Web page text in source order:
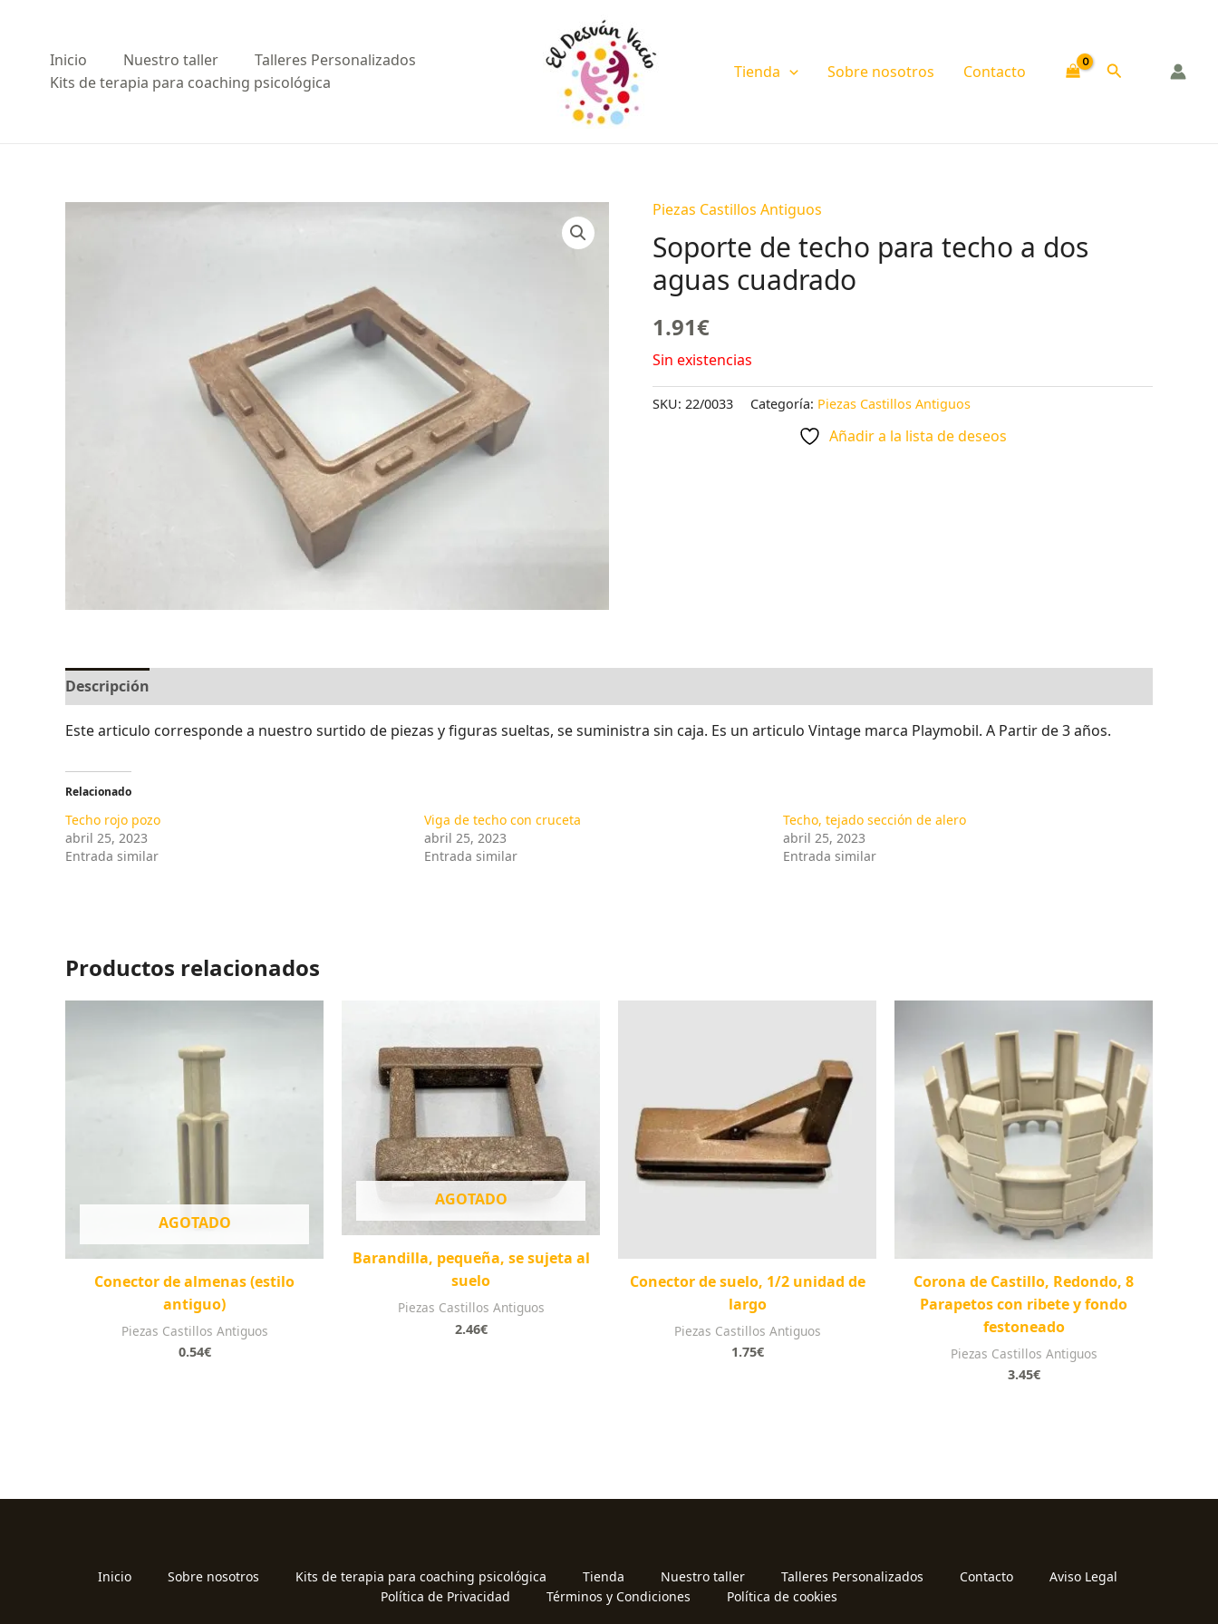
contenidoInicio Nuestro taller
Talleres Personalizados
Kits de terapia para coaching psicológica
Tienda Sobre nosotros Contacto Buscar
Piezas Castillos Antiguos
Soporte de techo para techo a dos
aguas cuadrado
1.91€
Sin existencias
SKU: 22/0033 Categoría: Piezas Castillos Antiguos
Añadir a la lista de deseos
Descripción
Este articulo corresponde a nuestro surtido de piezas y figuras sueltas, se suministra sin caja. Es un articulo Vintage marca Playmobil. A Partir de 3 años.
Relacionado
Techo rojo pozo
abril 25, 2023
Entrada similar
Viga de techo con cruceta
abril 25, 2023
Entrada similar
Techo, tejado sección de alero
abril 25, 2023
Entrada similar
Productos relacionados
AGOTADO
Conector de almenas (estilo
antiguo)
Piezas Castillos Antiguos
0.54€
AGOTADO
Barandilla, pequeña, se sujeta al
suelo
Piezas Castillos Antiguos
2.46€
Conector de suelo, 1/2 unidad de
largo
Piezas Castillos Antiguos
1.75€
Corona de Castillo, Redondo, 8
Parapetos con ribete y fondo
festoneado
Piezas Castillos Antiguos
3.45€
Inicio Sobre nosotros Kits de terapia para coaching psicológica Tienda Nuestro taller Talleres Personalizados Contacto
Aviso Legal
Política de Privacidad
Términos y Condiciones Política de cookies